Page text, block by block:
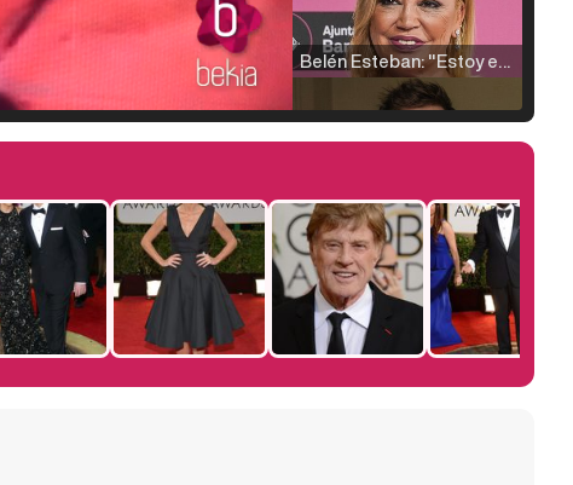
Belén Esteban: "Estoy emocionada, muy contenta y muy feliz por llegar a RTVE"
Manu Baqueiro: "Tuve como referente a Bruce Willis en 'Luz de Luna' para mi trabajo en la serie 'Perdiendo el juicio'"
Magdalena de Suecia responde a las críticas y explica por qué le han permitido lanzar su propio negocio